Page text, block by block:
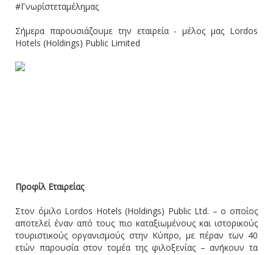
#Γνωρίστεταμέλημας
Σήμερα παρουσιάζουμε την εταιρεία - μέλος μας Lordos
Hotels (Holdings) Public Limited
Προφίλ Εταιρείας
Στον όμιλο Lordos Hotels (Holdings) Public Ltd. – ο οποίος
αποτελεί έναν από τους πιο καταξιωμένους και ιστορικούς
τουριστικούς οργανισμούς στην Κύπρο, με πέραν των 40
ετών παρουσία στον τομέα της φιλοξενίας – ανήκουν τα